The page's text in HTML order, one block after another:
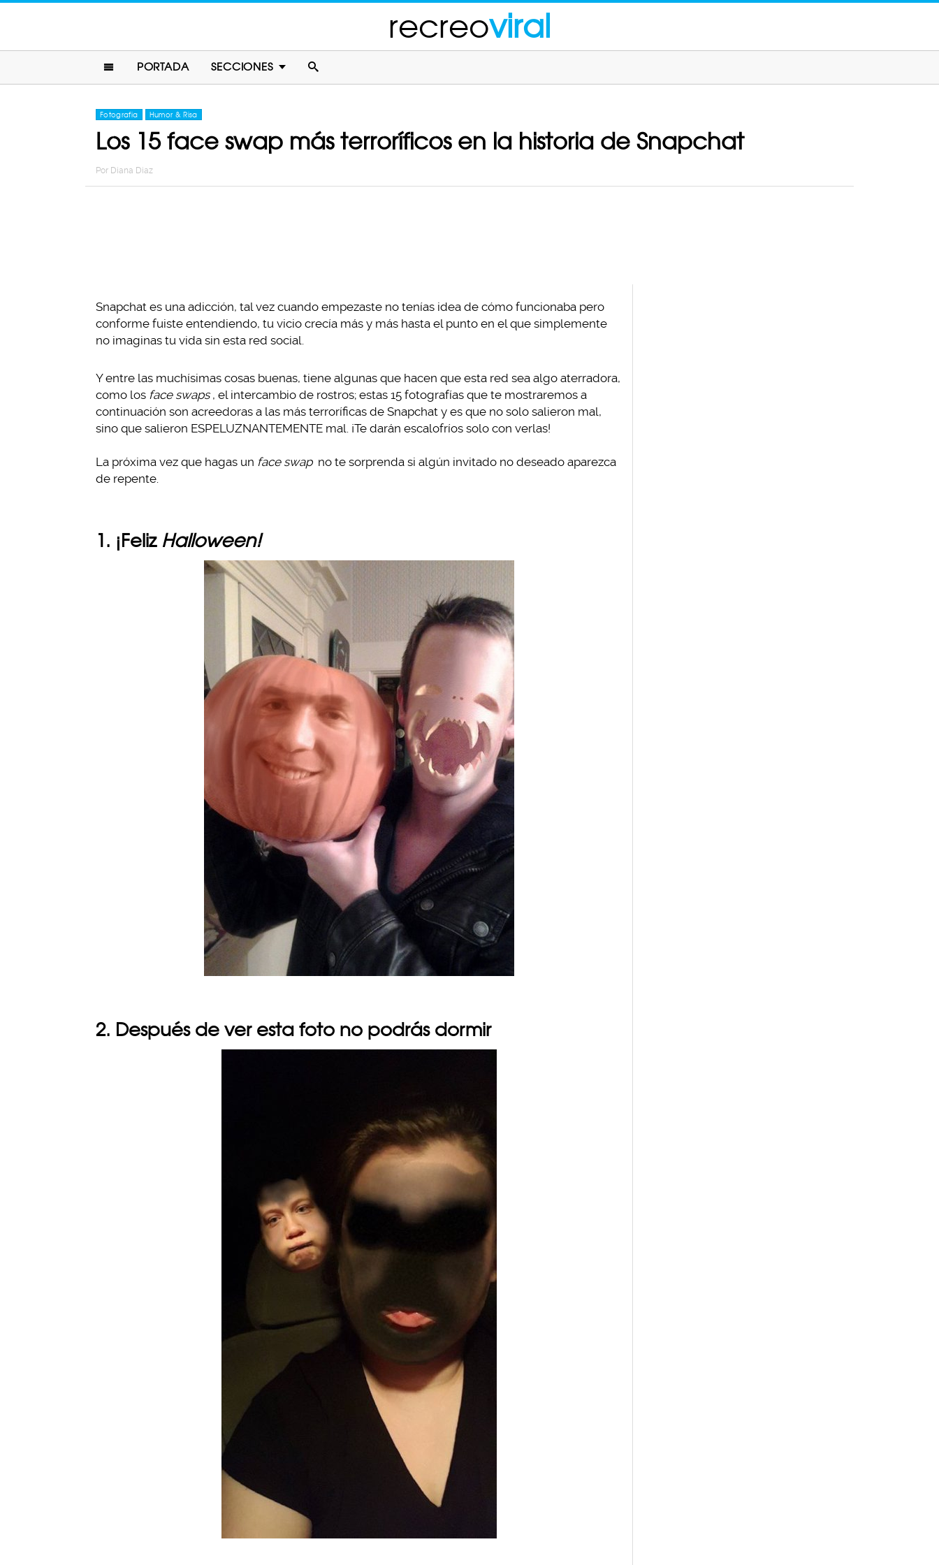
recreoviral
PORTADA SECCIONES
Fotografia Humor & Risa
Los 15 face swap más terroríficos en la historia de Snapchat
Por Diana Diaz
Snapchat es una adicción, tal vez cuando empezaste no tenías idea de cómo funcionaba pero
conforme fuiste entendiendo, tu vicio crecía más y más hasta el punto en el que simplemente
no imaginas tu vida sin esta red social.
Y entre las muchísimas cosas buenas, tiene algunas que hacen que esta red sea algo aterradora,
como los face swaps , el intercambio de rostros; estas 15 fotografías que te mostraremos a
continuación son acreedoras a las más terroríficas de Snapchat y es que no solo salieron mal,
sino que salieron ESPELUZNANTEMENTE mal. ¡Te darán escalofríos solo con verlas!
La próxima vez que hagas un face swap no te sorprenda si algún invitado no deseado aparezca
de repente.
1. ¡Feliz Halloween!
2. Después de ver esta foto no podrás dormir